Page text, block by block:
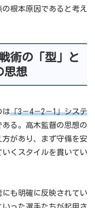
根本原因であると考え
術の「型」と
思想
は「3－4－2－1」システ
ある。高木監督の思想の
があり、まず守備を安
くスタイルを貫いてい
も明確に反映されてい